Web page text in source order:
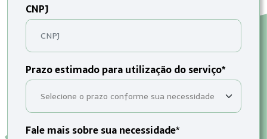
CNPJ
Prazo estimado para utilização do serviço*
Fale mais sobre sua necessidade*